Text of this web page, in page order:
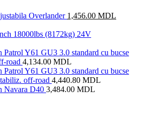
Overlander 1,456.00 MDL
18000lbs (8172kg) 24V
Patrol Y61 GU3 3.0 standard cu bucse
road 4,134.00 MDL
Patrol Y61 GU3 3.0 standard cu bucse
off-road 4,440.80 MDL
Navara D40 3,484.00 MDL